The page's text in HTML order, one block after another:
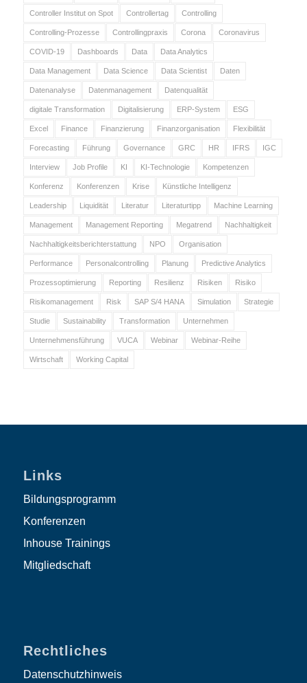
Controller Institut on Spot Controllertag Controlling
Controlling-Prozesse Controllingpraxis Corona Coronavirus
COVID-19 Dashboards Data Data Analytics
Data Management Data Science Data Scientist Daten
Datenanalyse Datenmanagement Datenqualität
digitale Transformation Digitalisierung ERP-System ESG
Excel Finance Finanzierung Finanzorganisation Flexibilität
Forecasting Führung Governance GRC HR IFRS IGC
Interview Job Profile KI KI-Technologie Kompetenzen
Konferenz Konferenzen Krise Künstliche Intelligenz
Leadership Liquidität Literatur Literaturtipp Machine Learning
Management Management Reporting Megatrend Nachhaltigkeit
Nachhaltigkeitsberichterstattung NPO Organisation
Performance Personalcontrolling Planung Predictive Analytics
Prozessoptimierung Reporting Resilienz Risiken Risiko
Risikomanagement Risk SAP S/4 HANA Simulation Strategie
Studie Sustainability Transformation Unternehmen
Unternehmensführung VUCA Webinar Webinar-Reihe
Wirtschaft Working Capital
Links
Bildungsprogramm
Konferenzen
Inhouse Trainings
Mitgliedschaft
Rechtliches
Datenschutzhinweis